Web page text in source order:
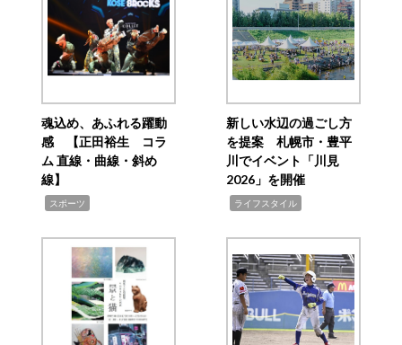
魂込め、あふれる躍動
感 【正田裕生 コラ
ム 直線・曲線・斜め
線】
スポーツ
新しい水辺の過ごし方
を提案 札幌市・豊平
川でイベント「川見
2026」を開催
ライフスタイル